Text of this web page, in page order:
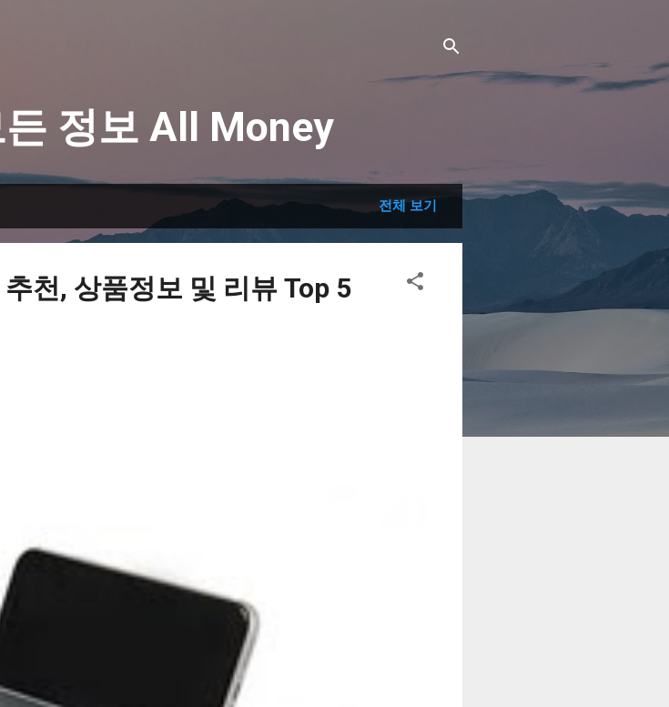
정보 All Money
전체 보기
천, 상품정보 및 리뷰 Top 5